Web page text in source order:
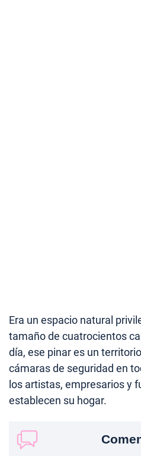
Era un espacio natural
tamaño de cuatrocientos
día, ese pinar es un
cámaras de seguridad en
los artistas, empresarios y
establecen su hogar.